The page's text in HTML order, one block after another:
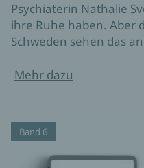
Psychiaterin Nathalie
ihre Ruhe haben. Aber
Schweden sehen das
Mehr dazu
Band 6